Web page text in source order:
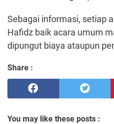
Sebagai informasi, setiap
Hafidz baik acara umum
dipungut biaya ataupun
Share :
You may like these posts :